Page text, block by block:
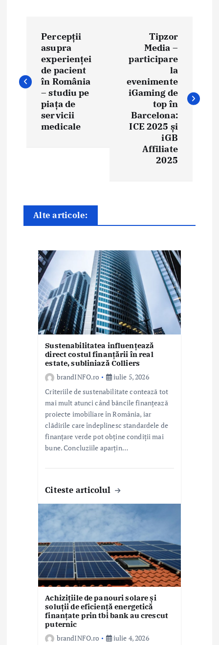
i
n
a
Percepții
asupra
experienței
de pacient
în România
– studiu pe
piața de
servicii
medicale
Tipzor
Media –
participare
la
evenimente
iGaming de
top în
Barcelona:
ICE 2025 și
iGB
Affiliate
2025
Alte articole:
Sustenabilitatea influențează
direct costul finanțării în real
estate, subliniază Colliers
brandINFO.ro
iulie 5, 2026
Criteriile de sustenabilitate contează tot
mai mult atunci când băncile finanțează
proiecte imobiliare în România, iar
clădirile care îndeplinesc standardele de
finanțare verde pot obține condiții mai
bune. Concluziile aparțin…
Citeste articolul
Achizițiile de panouri solare și
soluții de eficiență energetică
finanțate prin tbi bank au crescut
puternic
brandINFO.ro
iulie 4, 2026